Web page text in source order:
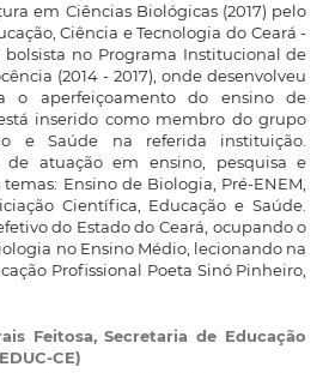
em Ciências Biológicas (2017) pelo
Ciência e Tecnologia do Ceará -
bolsista no Programa Institucional de
(2014 - 2017), onde desenvolveu
o aperfeiçoamento do ensino de
inserido como membro do grupo
e Saúde na referida instituição.
de atuação em ensino, pesquisa e
Ensino de Biologia, Pré-ENEM,
Científica, Educação e Saúde.
do Estado do Ceará, ocupando o
no Ensino Médio, lecionando na
Profissional Poeta Sinó Pinheiro,
Feitosa,Secretaria de Educação
CE)